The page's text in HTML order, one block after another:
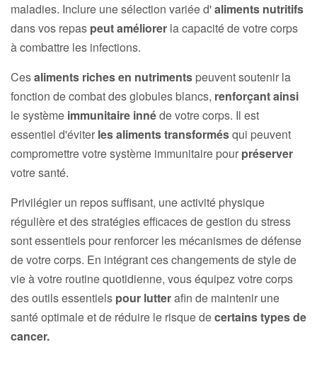
maladies. Inclure une sélection variée d'aliments nutritifs
dans vos repas peut améliorer la capacité de votre corps
à combattre les infections.
Cesaliments riches en nutriments peuvent soutenir la
fonction de combat des globules blancs, renforçant ainsi
le système immunitaire innéde votre corps. Il est
essentiel d'éviter les aliments transformésqui peuvent
compromettre votre système immunitaire pour préserver
votre santé.
Privilégier un repos suffisant, une activité physique
régulière et des stratégies efficaces de gestion du stress
sont essentiels pour renforcer les mécanismes de défense
de votre corps. En intégrant ces changements de style de
vie à votre routine quotidienne, vous équipez votre corps
des outils essentiels pour lutterafin de maintenir une
santé optimale et de réduire le risque decertains types de
cancer.